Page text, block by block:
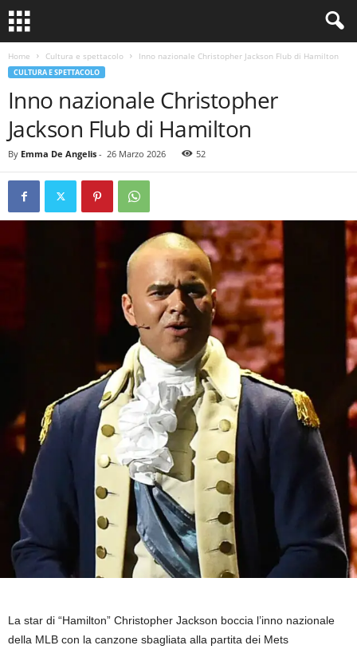
Home Cultura e spettacolo Inno nazionale Christopher Jackson Flub di Hamilton
CULTURA E SPETTACOLO
Inno nazionale Christopher
Jackson Flub di Hamilton
By Emma De Angelis - 26 Marzo 2026 52
La star di “Hamilton” Christopher Jackson boccia l’inno nazionale
della MLB con la canzone sbagliata alla partita dei Mets